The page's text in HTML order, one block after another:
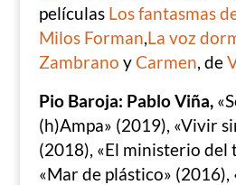
películas Los fantasmas
Milos Forman,La voz
Zambrano y Carmen, de
Pio Baroja: Pablo Viña,
(h)Ampa» (2019), «Vivir
(2018), «El ministerio del
«Mar de plástico» (2016),